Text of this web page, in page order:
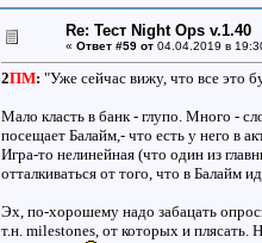
Re: Тест Night Ops v.1.40
« Ответ #59 от04.04.2019 в
2ПМ: "Уже сейчас вижу, что все это
Мало класть в банк - глупо. Много -
посещает Балайм,- что есть у него в
Игра-то нелинейная (что один из
отталкиваться от того, что в Балайм
Эх, по-хорошему надо забацать
т.н. milestones, от которых и плясать.